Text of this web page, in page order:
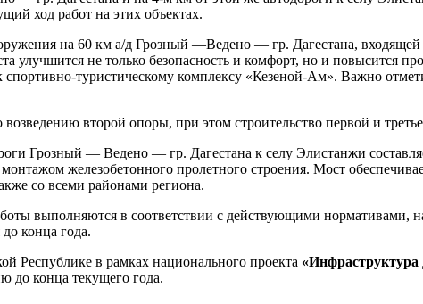
ход работ на этих объектах.
на 60 км а/д Грозный —Ведено — гр. Дагестана, входящей
улучшится не только безопасность и комфорт, но и повысится
туристическому комплексу «Кезеной-Ам». Важно
второй опоры, при этом строительство первой и
Грозный — Ведено — гр. Дагестана к селу Элистанжи
железобетонного пролетного строения. Мост
со всеми районами региона.
выполняются в соответствии с действующими нормативами,
конца года.
Республике в рамках национального проекта «Инфраструктура
до конца текущего года.